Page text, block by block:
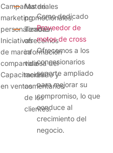
Campañas de
marketing
personalizadas
Iniciativas
de marca
compartida
Capacitación
en ventas
Materiales
promocionales.
También
ofrecemos
información
valiosa del
mercado y
comentarios
de los
clientes.
Como dedicado
Proveedor de
motos de cross
Ofrecemos a los
concesionarios
soporte ampliado
para mejorar su
compromiso, lo que
conduce al
crecimiento del
negocio.